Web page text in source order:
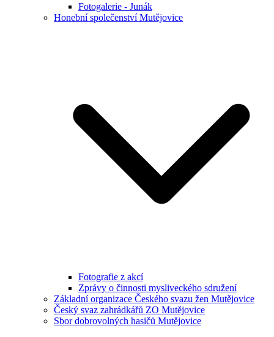
Fotogalerie - Junák
Honební společenství Mutějovice
Fotografie z akcí
Zprávy o činnosti mysliveckého sdružení
Základní organizace Českého svazu žen Mutějovice
Český svaz zahrádkářů ZO Mutějovice
Sbor dobrovolných hasičů Mutějovice